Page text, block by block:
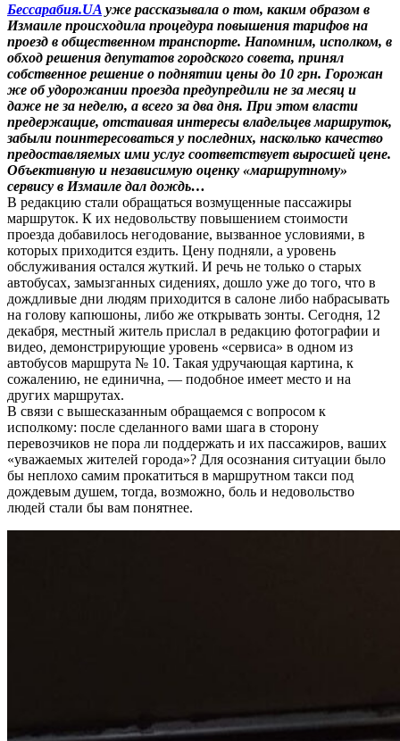
Бессарабия.UA уже рассказывала о том, каким образом в
Измаиле происходила процедура повышения тарифов на
проезд в общественном транспорте. Напомним, исполком, в
обход решения депутатов городского совета, принял
собственное решение о поднятии цены до 10 грн. Горожан
же об удорожании проезда предупредили не за месяц и
даже не за неделю, а всего за два дня. При этом власти
предержащие, отстаивая интересы владельцев маршруток,
забыли поинтересоваться у последних, насколько качество
предоставляемых ими услуг соответствует выросшей цене.
Объективную и независимую оценку «маршрутному»
сервису в Измаиле дал дождь…
В редакцию стали обращаться возмущенные пассажиры
маршруток. К их недовольству повышением стоимости
проезда добавилось негодование, вызванное условиями, в
которых приходится ездить. Цену подняли, а уровень
обслуживания остался жуткий. И речь не только о старых
автобусах, замызганных сидениях, дошло уже до того, что в
дождливые дни людям приходится в салоне либо набрасывать
на голову капюшоны, либо же открывать зонты. Сегодня, 12
декабря, местный житель прислал в редакцию фотографии и
видео, демонстрирующие уровень «сервиса» в одном из
автобусов маршрута № 10. Такая удручающая картина, к
сожалению, не единична, — подобное имеет место и на
других маршрутах.
В связи с вышесказанным обращаемся с вопросом к
исполкому: после сделанного вами шага в сторону
перевозчиков не пора ли поддержать и их пассажиров, ваших
«уважаемых жителей города»? Для осознания ситуации было
бы неплохо самим прокатиться в маршрутном такси под
дождевым душем, тогда, возможно, боль и недовольство
людей стали бы вам понятнее.